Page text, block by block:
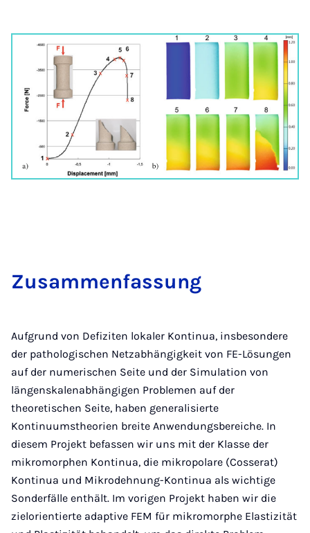
Zusam­men­fas­sung
Aufgrund von Defiziten lokaler Kontinua, insbesondere
der pathologischen Netzabhängigkeit von FE-Lösungen
auf der numerischen Seite und der Simulation von
längenskalenabhängigen Problemen auf der
theoretischen Seite, haben generalisierte
Kontinuumstheorien breite Anwendungsbereiche. In
diesem Projekt befassen wir uns mit der Klasse der
mikromorphen Kontinua, die mikropolare (Cosserat)
Kontinua und Mikrodehnung-Kontinua als wichtige
Sonderfälle enthält. Im vorigen Projekt haben wir die
zielorientierte adaptive FEM für mikromorphe Elastizität